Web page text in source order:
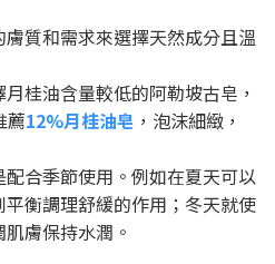
質和需求來選擇天然成分且溫
桂油含量較低的阿勒坡古皂，
薦12%月桂油皂 ，泡沫細緻，
合季節使用。例如在夏天可以
衡調理舒緩的作用；冬天就使
膚保持水潤。